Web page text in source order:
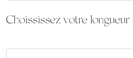
Choississez votre longueur